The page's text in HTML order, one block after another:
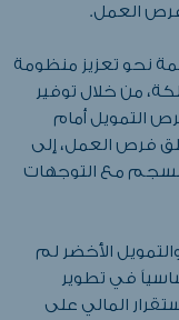
العمل.
نحو تعزيز منظومة
من خلال توفير
التمويل أمام
فرص العمل، إلى
مع التوجهات
الأخضر لم
في تطوير
المالي على